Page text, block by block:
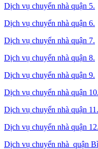
Dịch vụ chuyển nhà quận 5.
Dịch vụ chuyển nhà quận 6.
Dịch vụ chuyển nhà quận 7.
Dịch vụ chuyển nhà quận 8.
Dịch vụ chuyển nhà quận 9.
Dịch vụ chuyển nhà quận 10.
Dịch vụ chuyển nhà quận 11.
Dịch vụ chuyển nhà quận 12.
Dịch vụ chuyển nhà quận